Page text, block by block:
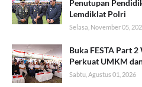
Penutupan
Lemdiklat Polri
Selasa, November 05,
Buka FESTA Part
Perkuat UMKM
Sabtu, Agustus 01, 2026